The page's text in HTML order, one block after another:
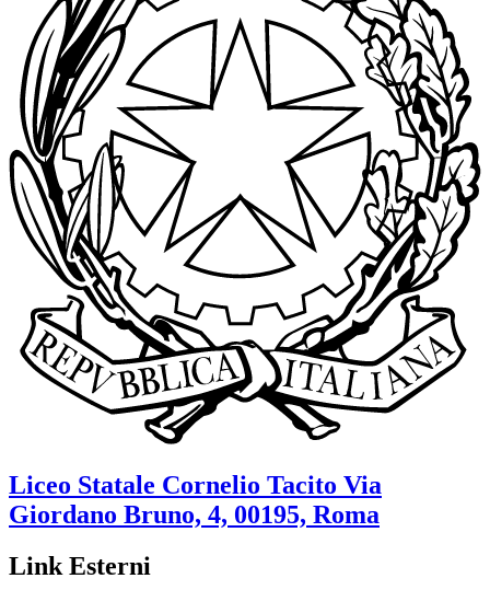
Liceo Statale Cornelio Tacito Via
Giordano Bruno, 4, 00195, Roma
Link Esterni